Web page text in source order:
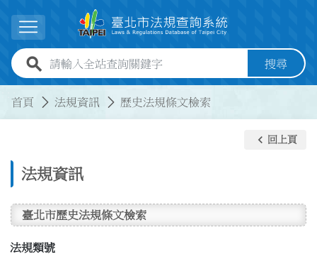
展開選單
全站查詢關鍵字欄位 搜尋
首頁 法規資訊 歷史法規條文檢索
法規資訊
keyboard_arrow_left 回上頁
臺北市歷史法規條文檢索
法規類號